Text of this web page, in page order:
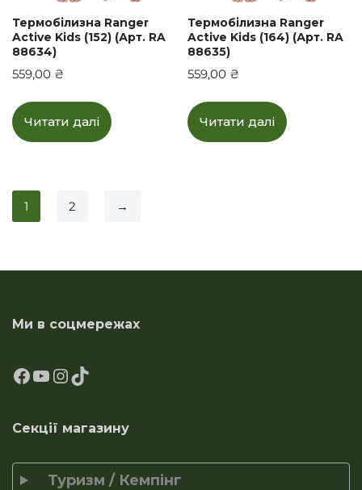
Термобілизна Ranger
Active Kids (152) (Арт. RA
88634)
559,00 ₴
Читати далі
Термобілизна Ranger
Active Kids (164) (Арт. RA
88635)
559,00 ₴
Читати далі
1 2 →
Ми в соцмережах
Секції магазину
Туризм / Кемпінг